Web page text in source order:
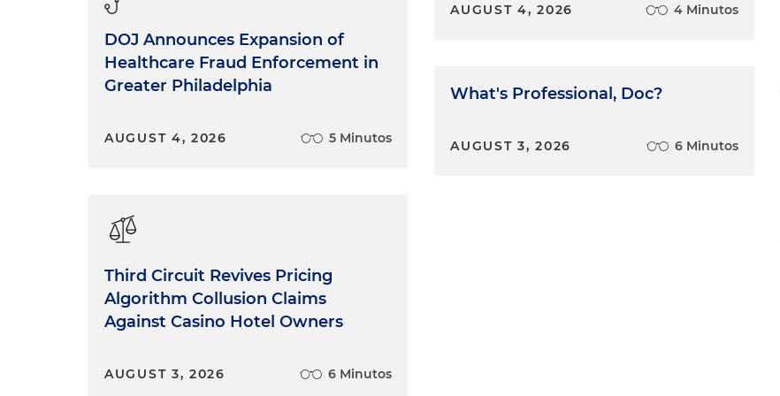
Jonathan Sánchez: Bueno, ahora para este año apareció el Decreto 768 del 7 de julio
de 2025, por medio del cual se reglamenta parte de esta norma. Este procedimiento,
lo que busca es mejorar el sistema, como se adelantan los procesos policiales por
parte de querellas interpuestas por particulares o que se hacen por entidades
regiones apartadas, siga el procedimiento, adopte las medidas adecuadas, otorgue y
de que otras pruebas necesarias y tome la decisión conforme la ley.
Edwin Cortés:Y dije que tenía una segunda pregunta pronta. Era, ¿qué es una queja
DOJ Announces Expansion of
Healthcare Fraud Enforcement in
Greater Philadelphia
AUGUST 4, 2026 5 Minutos
Third Circuit Revives Pricing
Algorithm Collusion Claims
Against Casino Hotel Owners
AUGUST 3, 2026 6 Minutos
AUGUST 4, 2026 4 Minutos
What's Professional, Doc?
AUGUST 3, 2026 6 Minutos